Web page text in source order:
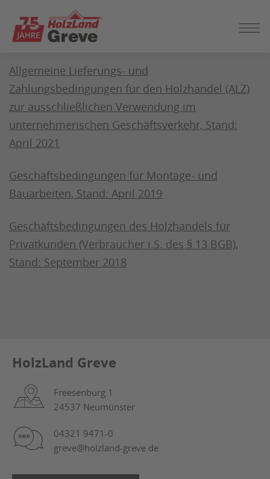
SEITENINHALT
SPRINGEN
Allgemeine Geschäftsbedingungen
Allgemeine Lieferungs- und
Zahlungsbedingungen für den Holzhandel (ALZ)
zur ausschließlichen Verwendung im
unternehmerischen Geschäftsverkehr, Stand:
April 2021
Geschäftsbedingungen für Montage- und
Bauarbeiten, Stand: April 2019
Geschäftsbedingungen des Holzhandels für
Privatkunden (Verbraucher i.S. des § 13 BGB),
Stand: September 2018
HolzLand Greve
Freesenburg 1
24537 Neumünster
04321 9471-0
greve@holzland-greve.de